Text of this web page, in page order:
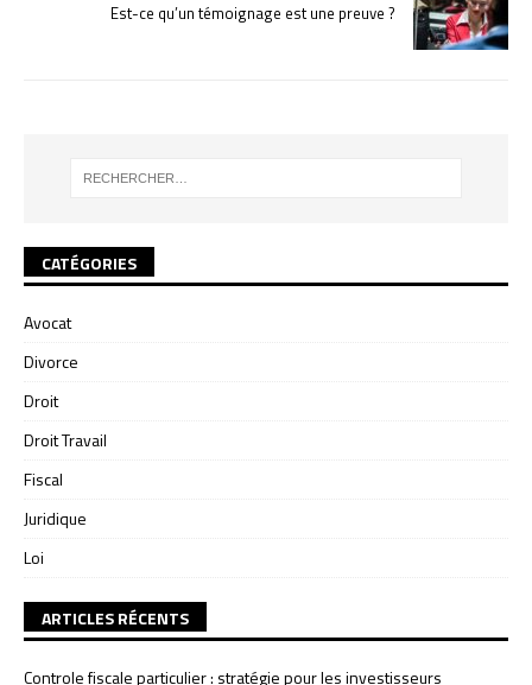
Est-ce qu’un témoignage est une preuve ?
CATÉGORIES
Avocat
Divorce
Droit
Droit Travail
Fiscal
Juridique
Loi
ARTICLES RÉCENTS
Controle fiscale particulier : stratégie pour les investisseurs